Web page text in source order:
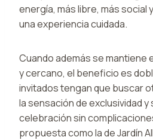
energía, más libre, más social
una experiencia cuidada.
Cuando además se mantiene
y cercano, el beneficio es
invitados tengan que buscar
la sensación de exclusividad y
celebración sin
propuesta como la de Jardín